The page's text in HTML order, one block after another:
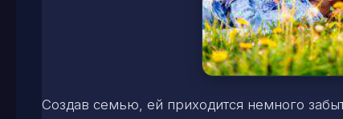
Создав семью, ей приходится немного